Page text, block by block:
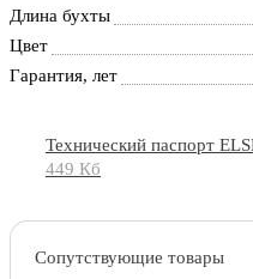
Длина бухты
Цвет
Гарантия, лет
Технический паспорт
449 Кб
Сопутствующие товары